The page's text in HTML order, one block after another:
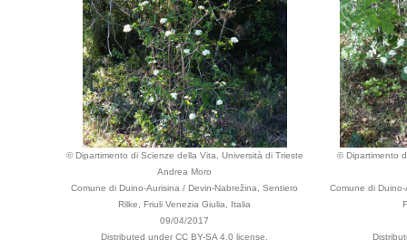
© Dipartimento di Scienze della Vita, Università di Trieste
Andrea Moro
Comune di Duino-Aurisina / Devin-Nabrežina, Sentiero
Rilke, Friuli Venezia Giulia, Italia
09/04/2017
Distributed under CC BY-SA 4.0 license.
© Dipartimento
Comune di